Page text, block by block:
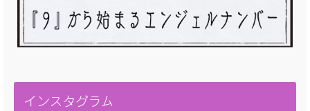
インスタグラム